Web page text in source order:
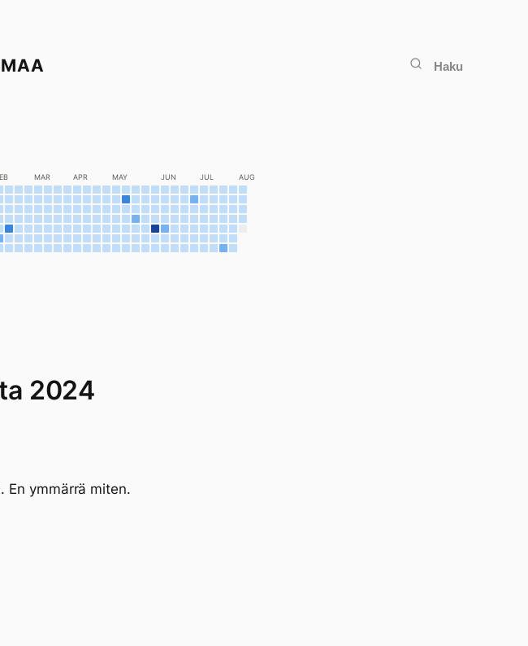
Haku
MAR APR MAY JUN JUL AUG
2024
En ymmärrä miten.